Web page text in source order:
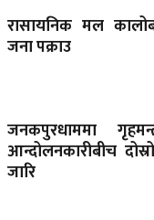
रासायनिक मल
जना पक्राउ
जनकपुरधाममा
आन्दोलनकारीबीच
जारि